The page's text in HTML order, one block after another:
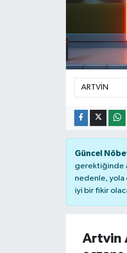
Güncel
gerektiğinde
nedenle, yola
iyi bir fikir
Artvin